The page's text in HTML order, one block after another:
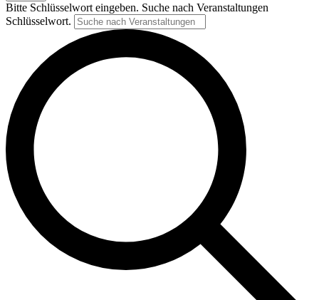
Bitte Schlüsselwort eingeben. Suche nach Veranstaltungen
Schlüsselwort.